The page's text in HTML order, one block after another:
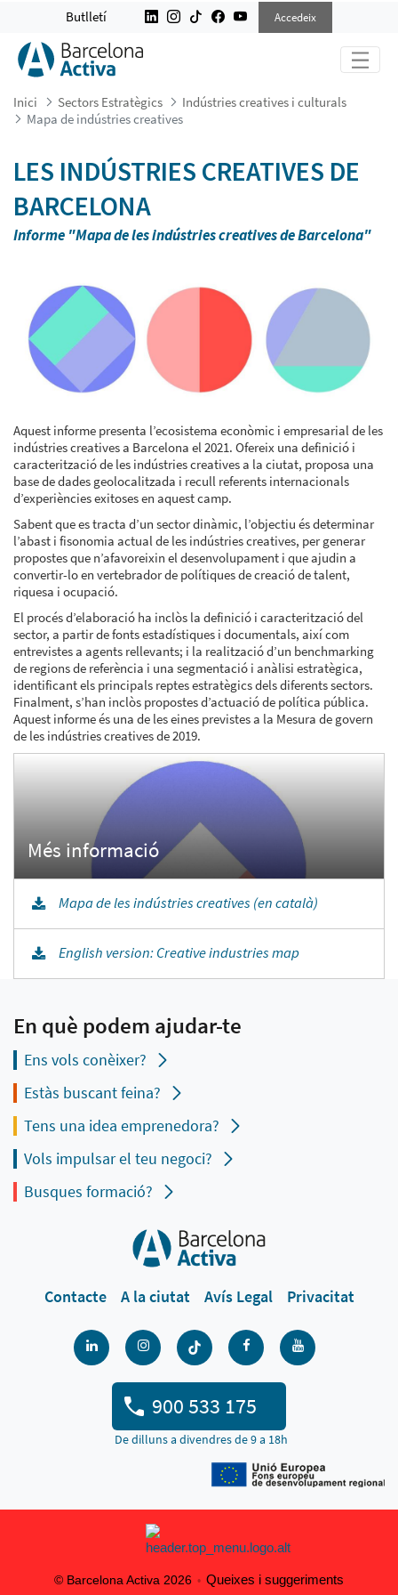
MAPA DE INDÚSTRIES CREATIVES
Butlletí Accedeix
Inici Sectors Estratègics
Indústries creatives i culturals
Mapa de indústries creatives
LES INDÚSTRIES CREATIVES DE
BARCELONA
Informe "Mapa de les indústries creatives de Barcelona"
Aquest informe presenta l’ecosistema econòmic i empresarial de les
indústries creatives a Barcelona el 2021. Ofereix una definició i
caracterització de les indústries creatives a la ciutat, proposa una
base de dades geolocalitzada i recull referents internacionals
d’experiències exitoses en aquest camp.
Sabent que es tracta d’un sector dinàmic, l’objectiu és determinar
l’abast i fisonomia actual de les indústries creatives, per generar
propostes que n’afavoreixin el desenvolupament i que ajudin a
convertir-lo en vertebrador de polítiques de creació de talent,
riquesa i ocupació.
El procés d’elaboració ha inclòs la definició i caracterització del
sector, a partir de fonts estadístiques i documentals, així com
entrevistes a agents rellevants; i la realització d’un benchmarking
de regions de referència i una segmentació i anàlisi estratègica,
identificant els principals reptes estratègics dels diferents sectors.
Finalment, s’han inclòs propostes d’actuació de política pública.
Aquest informe és una de les eines previstes a la Mesura de govern
de les indústries creatives de 2019.
Mapa de les indústries creatives (en català)
English version: Creative industries map
En què podem ajudar-te
Ens vols conèixer?
Estàs buscant feina?
Tens una idea emprenedora?
Vols impulsar el teu negoci?
Busques formació?
Contacte A la ciutat Avís Legal Privacitat
900 533 175
De dilluns a divendres de 9 a 18h
© Barcelona Activa 2026 Queixes i suggeriments